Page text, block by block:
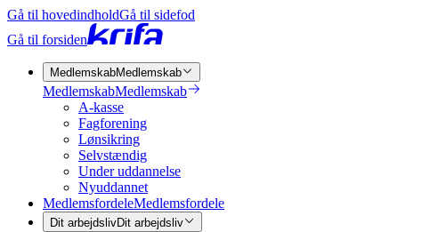
Gå til hovedindholdGå til sidefod
Gå til forsiden
MedlemskabMedlemskab
MedlemskabMedlemskab
A-kasse
Fagforening
Lønsikring
Selvstændig
Under uddannelse
Nyuddannet
MedlemsfordeleMedlemsfordele
Dit arbejdslivDit arbejdsliv